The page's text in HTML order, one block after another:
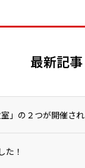
最新記事
」の２つが開催され
た！